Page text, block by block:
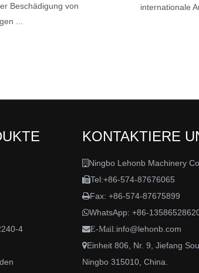
Beschädigung von
...
internationale
4
KONTAKTIERE
 Ningbo Lehonb Machinery
Tel:+86-574-87676065
Fax: +86-574-87675899
WhatsApp: +86-
E-Mail:info@lehonb.com
Einheit 806, Nr. 9, Jiefang
Ningbo 315010, China.